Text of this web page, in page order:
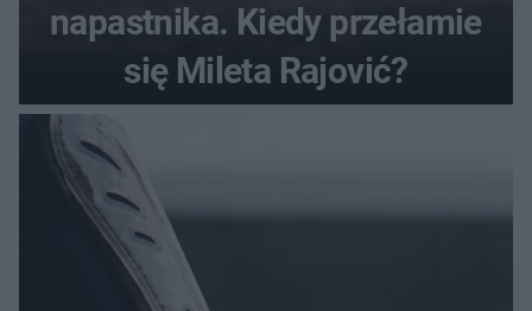
napastnika. Kiedy przełamie
się Mileta Rajović?